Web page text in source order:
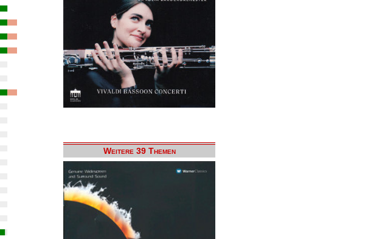
Weitere 39 Themen